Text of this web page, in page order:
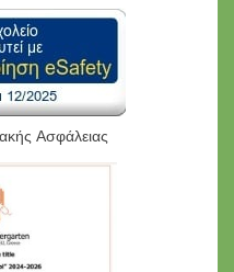
Ασφάλειας